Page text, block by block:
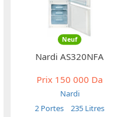
Neuf
Nardi AS320NFA
Prix 150 000 Da
Nardi
2 Portes
235 Litres